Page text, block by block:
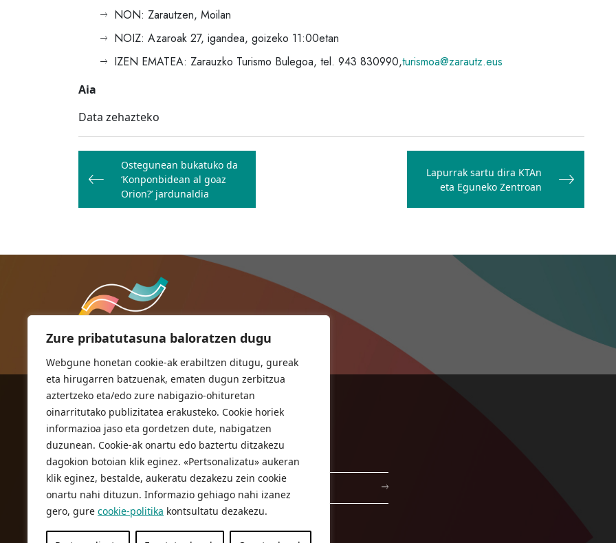
Zure pribatutasuna baloratzen dugu
Webgune honetan cookie-ak erabiltzen ditugu, gureak
eta hirugarren batzuenak, ematen dugun zerbitzua
aztertzeko eta/edo zure nabigazio-ohituretan
oinarritutako publizitatea erakusteko. Cookie horiek
informazioa jaso eta gordetzen dute, nabigatzen
duzunean. Cookie-ak onartu edo baztertu ditzakezu
dagokion botoian klik eginez. «Pertsonalizatu» aukeran
klik eginez, bestalde, aukeratu dezakezu zein cookie
onartu nahi dituzun. Informazio gehiago nahi izanez
gero, gure cookie-politika kontsultatu dezakezu.
NON: Zarautzen, Moilan
NOIZ: Azaroak 27, igandea, goizeko 11:00etan
IZEN EMATEA: Zarauzko Turismo Bulegoa, tel. 943 830990,turismoa@zarautz.eus
Aia
Data zehazteko
Bidalketetan
zehar
nabigatu
Ostegunean bukatuko da
‘Konponbidean al goaz
Orion?’ jardunaldia
Lapurrak sartu dira KTAn
eta Eguneko Zentroan
ORIOKO UDALA
Herriko plaza,1
20810 Orio (Gipuzkoa)
T. 943 83 03 46
bulegoak@orio.eus